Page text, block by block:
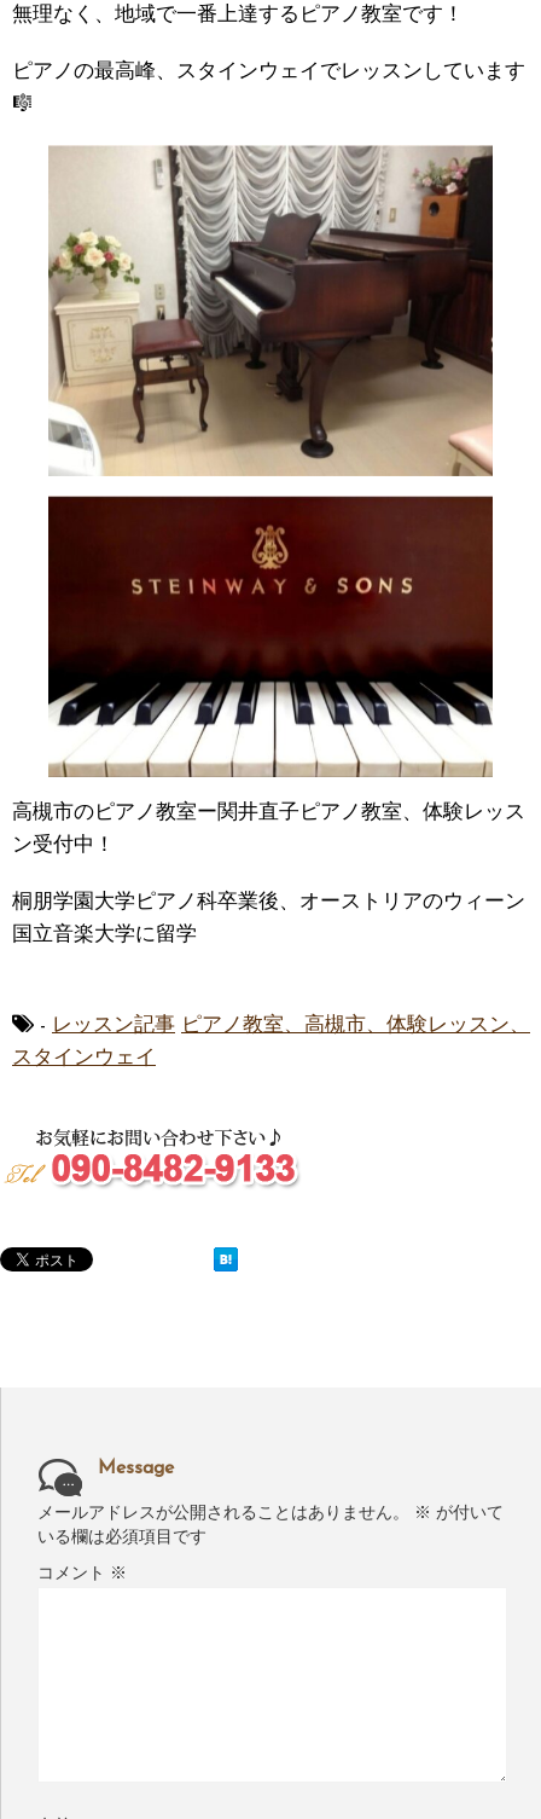
無理なく、地域で一番上達するピアノ教室です！
ピアノの最高峰、スタインウェイでレッスンしています
🎼
高槻市のピアノ教室ー関井直子ピアノ教室、体験レッス
ン受付中！
桐朋学園大学ピアノ科卒業後、オーストリアのウィーン
国立音楽大学に留学
- レッスン記事 ピアノ教室、高槻市、体験レッスン、
スタインウェイ
Message
メールアドレスが公開されることはありません。 ※ が付いて
いる欄は必須項目です
コメント ※